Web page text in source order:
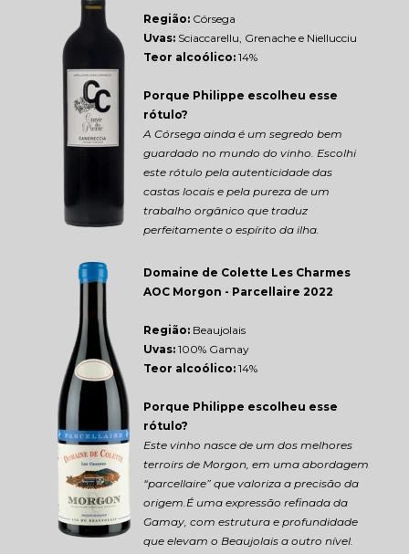
Domaine de Colette Les Charmes
AOC Morgon - Parcellaire 2022
Região: Beaujolais
Uvas: 100% Gamay
Teor alcoólico: 14%
Porque Philippe escolheu esse
rótulo?
Este vinho nasce de um dos melhores
terroirs de Morgon, em uma abordagem
“parcellaire” que valoriza a precisão da
origem.É uma expressão refinada da
Gamay, com estrutura e profundidade
que elevam o Beaujolais a outro nível.
Região: Córsega
Uvas: Sciaccarellu, Grenache e Niellucciu
Teor alcoólico: 14%
Porque Philippe escolheu esse
rótulo?
A Córsega ainda é um segredo bem
guardado no mundo do vinho. Escolhi
este rótulo pela autenticidade das
castas locais e pela pureza de um
trabalho orgânico que traduz
perfeitamente o espírito da ilha.